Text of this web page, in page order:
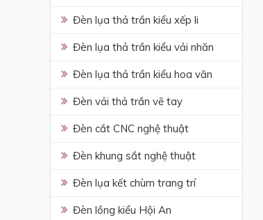
Đèn lụa thả trần kiểu xếp li
Đèn lụa thả trần kiểu vải nhăn
Đèn lụa thả trần kiểu hoa văn
Đèn vải thả trần vẽ tay
Đèn cắt CNC nghệ thuật
Đèn khung sắt nghệ thuật
Đèn lụa kết chùm trang trí
Đèn lồng kiểu Hội An